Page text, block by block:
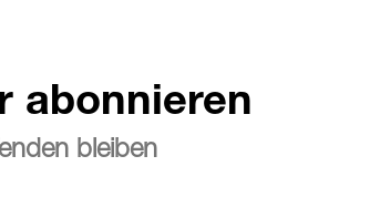
abonnieren
bleiben